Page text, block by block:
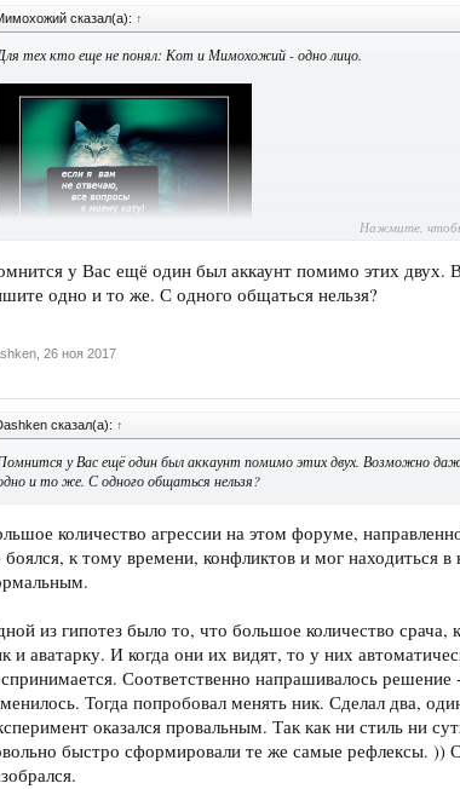
сказал(а): ↑
тех кто еще не понял: Кот и Мимохожий - одно лицо.
Нажмите,
у Вас ещё один был аккаунт помимо этих двух.
одно и то же. С одного общаться нельзя?
26 ноя 2017
сказал(а): ↑
у Вас ещё один был аккаунт помимо этих двух. Возможно
и то же. С одного общаться нельзя?
количество агрессии на этом форуме,
боялся, к тому времени, конфликтов и мог находиться
из гипотез было то, что большое количество
и аватарку. И когда они их видят, то у них
Соответственно напрашивалось
Тогда попробовал менять ник. Сделал два,
оказался провальным. Так как ни стиль ни
быстро сформировали те же самые рефлексы. ))